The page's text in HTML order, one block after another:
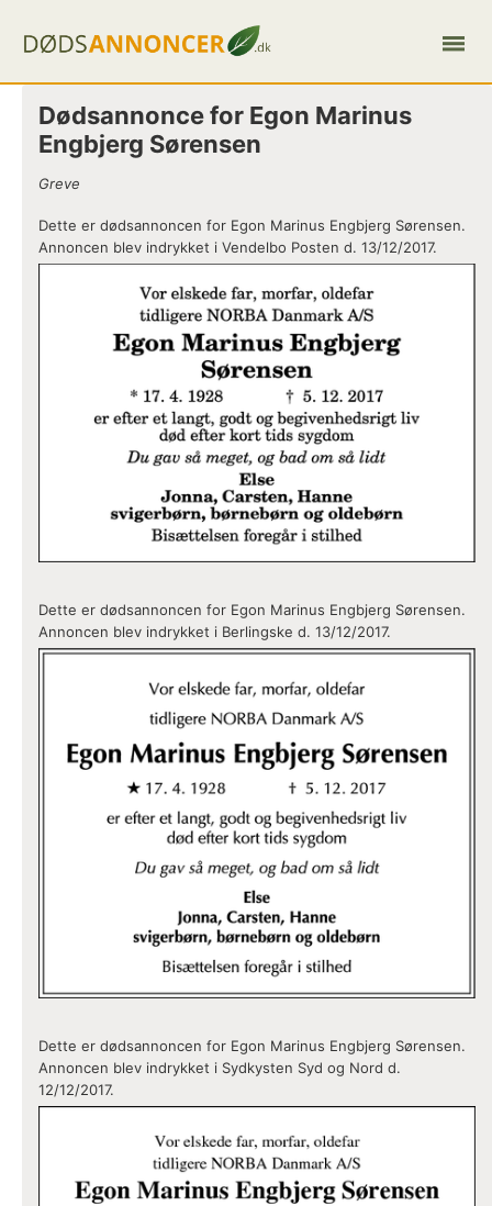
Dødsannonce for Egon Marinus
Engbjerg Sørensen
Greve
Dette er dødsannoncen for Egon Marinus Engbjerg Sørensen.
Annoncen blev indrykket i Vendelbo Posten d. 13/12/2017.
Dette er dødsannoncen for Egon Marinus Engbjerg Sørensen.
Annoncen blev indrykket i Berlingske d. 13/12/2017.
Dette er dødsannoncen for Egon Marinus Engbjerg Sørensen.
Annoncen blev indrykket i Sydkysten Syd og Nord d.
12/12/2017.